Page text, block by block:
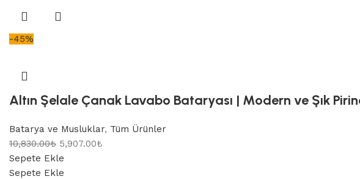
-45%
Altın Şelale Çanak Lavabo Bataryası | Modern ve Şık
Batarya ve Musluklar, Tüm Ürünler
10,830.00₺ 5,907.00₺
Sepete Ekle
Sepete Ekle